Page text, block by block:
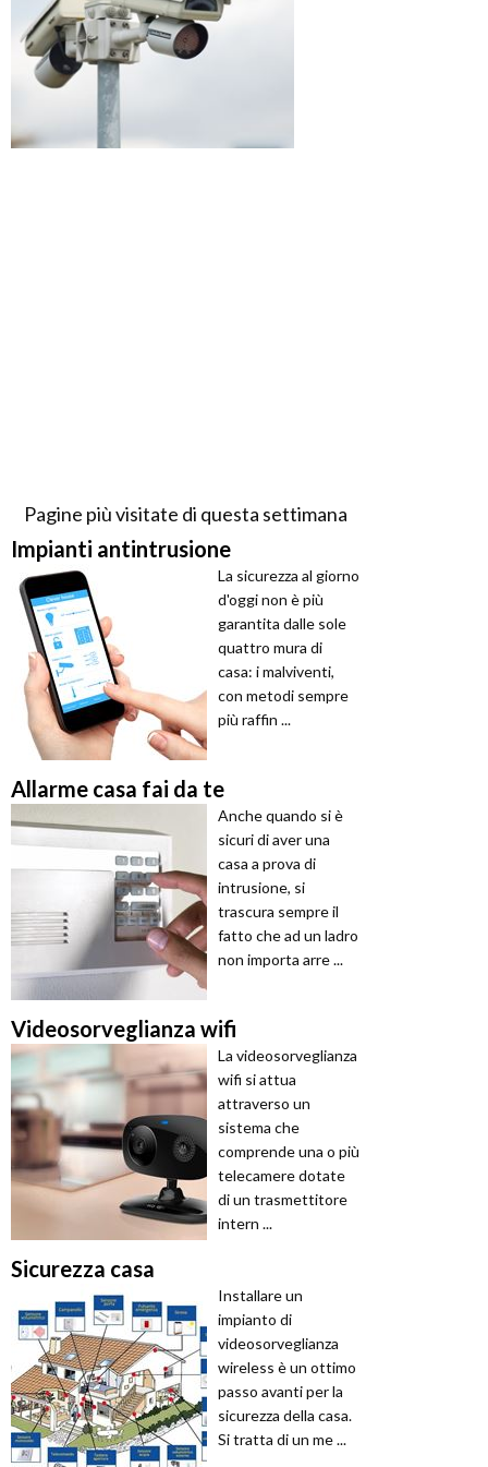
Pagine più visitate di questa settimana
Impianti antintrusione
La sicurezza al giorno
d'oggi non è più
garantita dalle sole
quattro mura di
casa: i malviventi,
con metodi sempre
più raffin ...
Allarme casa fai da te
Anche quando si è
sicuri di aver una
casa a prova di
intrusione, si
trascura sempre il
fatto che ad un ladro
non importa arre ...
Videosorveglianza wifi
La videosorveglianza
wifi si attua
attraverso un
sistema che
comprende una o più
telecamere dotate
di un trasmettitore
intern ...
Sicurezza casa
Installare un
impianto di
videosorveglianza
wireless è un ottimo
passo avanti per la
sicurezza della casa.
Si tratta di un me ...